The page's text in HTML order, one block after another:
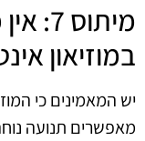
במוזיאון
יש המאמינים כי
מאפשרים תנועה